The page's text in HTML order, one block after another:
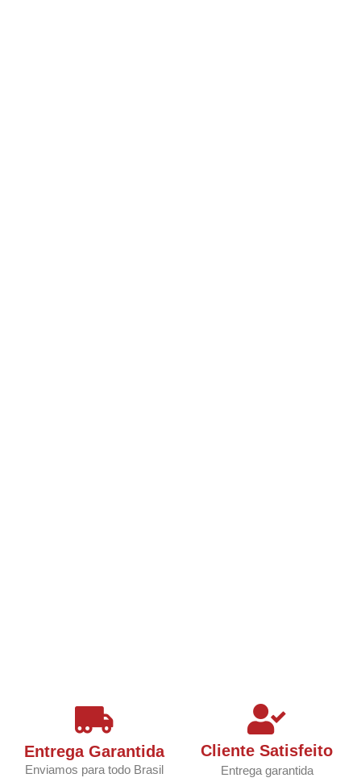
Entrega Garantida
Enviamos para todo Brasil
Cliente Satisfeito
Entrega garantida